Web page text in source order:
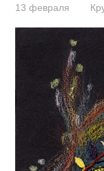
13 февраля